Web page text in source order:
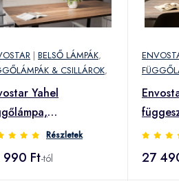
| BELSŐ LÁMPÁK,
& CSILLÁROK,
Yahel
fekete, Ø 65cm
Részletek
Ft-tól
tölgy/
27